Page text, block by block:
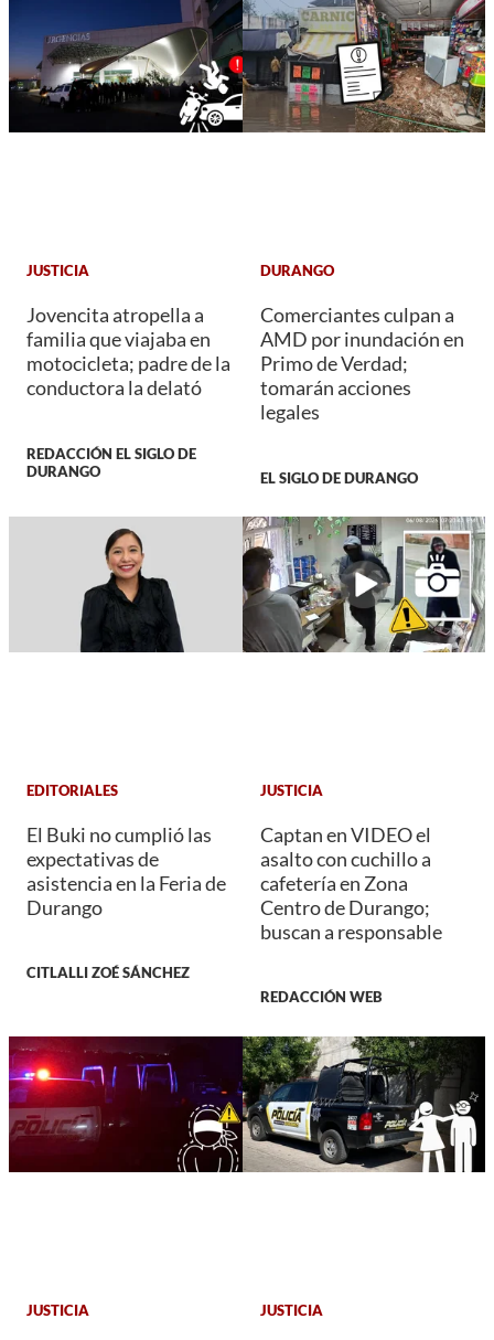
JUSTICIA
Jovencita atropella a
familia que viajaba en
motocicleta; padre de la
conductora la delató
REDACCIÓN EL SIGLO DE
DURANGO
DURANGO
Comerciantes culpan a
AMD por inundación en
Primo de Verdad;
tomarán acciones
legales
EL SIGLO DE DURANGO
EDITORIALES
El Buki no cumplió las
expectativas de
asistencia en la Feria de
Durango
CITLALLI ZOÉ SÁNCHEZ
JUSTICIA
Captan en VIDEO el
asalto con cuchillo a
cafetería en Zona
Centro de Durango;
buscan a responsable
REDACCIÓN WEB
JUSTICIA JUSTICIA